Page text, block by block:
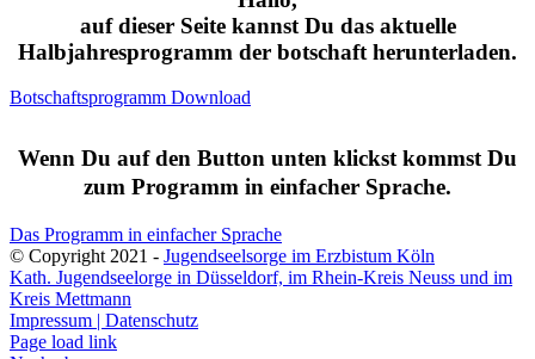
auf dieser Seite kannst Du das aktuelle
Halbjahresprogramm der botschaft herunterladen.
Botschaftsprogramm Download
Wenn Du auf den Button unten klickst kommst Du
zum Programm in einfacher Sprache.
Das Programm in einfacher Sprache
© Copyright 2021 - Jugendseelsorge im Erzbistum Köln
Kath. Jugendseelorge in Düsseldorf, im Rhein-Kreis Neuss und im
Kreis Mettmann
Impressum | Datenschutz
Page load link